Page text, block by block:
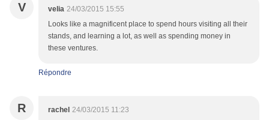
V velia 24/03/2015 15:55
Looks like a magnificent place to spend hours visiting all their
stands, and learning a lot, as well as spending money in
these ventures.
Répondre
R rachel 24/03/2015 11:23